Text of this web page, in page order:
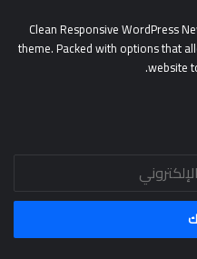
Clean Responsive WordPress
theme. Packed with options that
website